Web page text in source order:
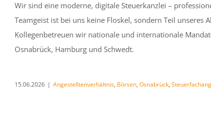
Wir sind eine moderne, digitale Steuerkanzlei –
Teamgeist ist bei uns keine Floskel, sondern Teil
Kollegenbetreuen wir nationale und internationale
Osnabrück, Hamburg und Schwedt.
15.06.2026 | Angestelltenverhältnis, Börsen, Osnabrück,